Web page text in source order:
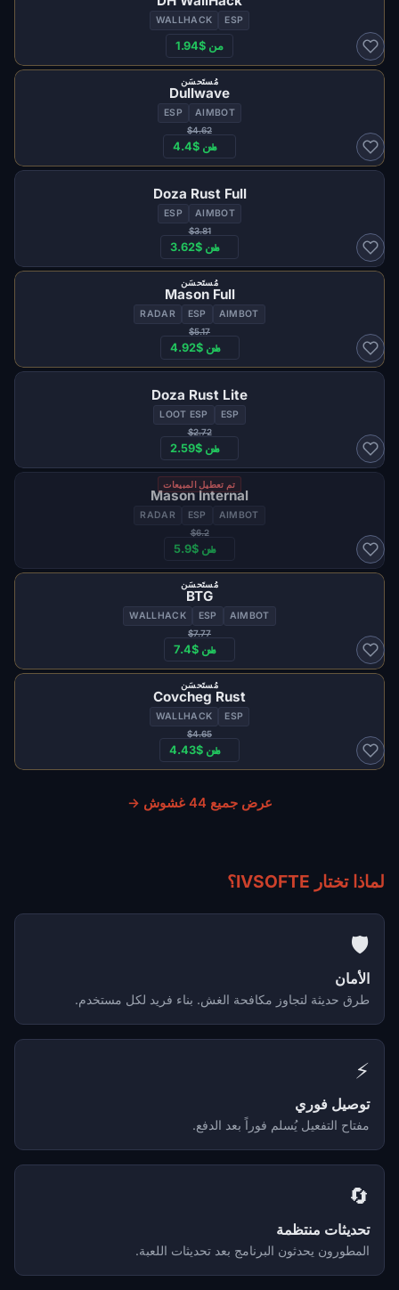
ESP
WALLHACK
من $1.94
مُستَحسَن
Dullwave
AIMBOT
ESP
$4.62
من $4.4
Doza Rust Full
AIMBOT
ESP
$3.81
من $3.62
مُستَحسَن
Mason Full
AIMBOT
ESP
RADAR
$5.17
من $4.92
Doza Rust Lite
ESP
LOOT ESP
$2.72
من $2.59
تم تعطيل المبيعات
Mason Internal
AIMBOT
ESP
RADAR
$6.2
من $5.9
مُستَحسَن
BTG
AIMBOT
ESP
WALLHACK
$7.77
من $7.4
مُستَحسَن
Covcheg Rust
ESP
WALLHACK
$4.65
من $4.43
عرض جميع 44 غشوش →
لماذا تختار IVSOFTE؟
🛡️
الأمان
طرق حديثة لتجاوز مكافحة الغش. بناء فريد لكل مستخدم.
⚡
توصيل فوري
مفتاح التفعيل يُسلم فوراً بعد الدفع.
🔄
تحديثات منتظمة
المطورون يحدثون البرنامج بعد تحديثات اللعبة.